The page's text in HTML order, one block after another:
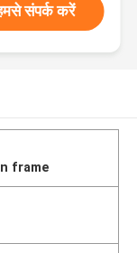
संपर्क करें
frame